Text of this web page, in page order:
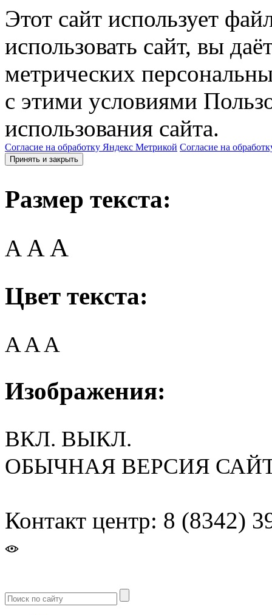
Этот сайт использует
использовать сайт, вы
метрических
с этими условиями
использования сайта.
Согласие на обработку Яндекс Метрикой Согласие на
Принять и закрыть
Размер текста:
A AA
Цвет текста:
AAA
Изображения:
ВКЛ. ВЫКЛ.
ОБЫЧНАЯ ВЕРСИЯ
Контакт центр: 8 (8342)